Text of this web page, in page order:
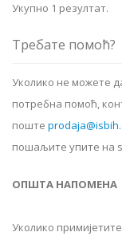
Укупно 1 резултат.
Требате помоћ?
Уколико не можете
потребна помоћ,
поште
пошаљите упите на
ОПШТА НАПОМЕНА
Уколико